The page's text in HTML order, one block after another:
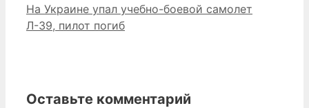
На Украине упал учебно-боевой самолет
Л-39, пилот погиб
Оставьте комментарий